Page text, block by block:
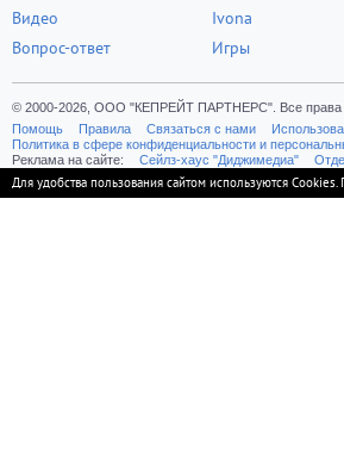
Видео
Вопрос-ответ
Ivona
Игры
© 2000-2026, ООО "КЕПРЕЙТ ПАРТНЕРС". Все права
Помощь
Правила Связаться с нами
Политика в сфере конфиденциальности и
Реклама на сайте:
Cейлз-хаус "Диджимедиа"
Для удобства пользования сайтом используются